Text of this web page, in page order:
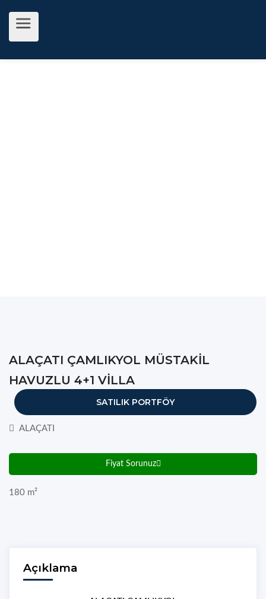
ALAÇATI ÇAMLIKYOL MÜSTAKİL
HAVUZLU 4+1 VİLLA
SATILIK PORTFÖY
ALAÇATI
Fiyat Sorunuz
180 m²
Açıklama